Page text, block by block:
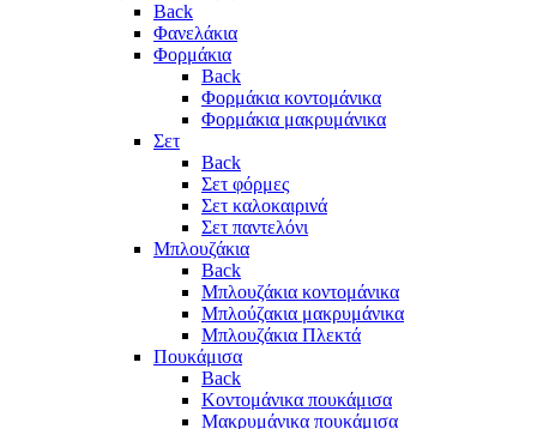
Back
Φανελάκια
Φορμάκια
Back
Φορμάκια κοντομάνικα
Φορμάκια μακρυμάνικα
Σετ
Back
Σετ φόρμες
Σετ καλοκαιρινά
Σετ παντελόνι
Μπλουζάκια
Back
Μπλουζάκια κοντομάνικα
Μπλούζακια μακρυμάνικα
Μπλουζάκια Πλεκτά
Πουκάμισα
Back
Κοντομάνικα πουκάμισα
Μακρυμάνικα πουκάμισα